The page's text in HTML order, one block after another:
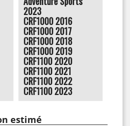
2023
CRF1000 2016
CRF1000 2017
CRF1000 2018
CRF1000 2019
CRF1100 2020
CRF1100 2021
CRF1100 2022
CRF1100 2023
estimé